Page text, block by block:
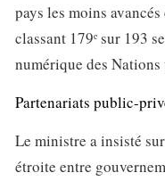
pays les moins
classant 179ᵉ sur 193
numérique des Nations
Partenariats public-
Le ministre a insisté
étroite entre